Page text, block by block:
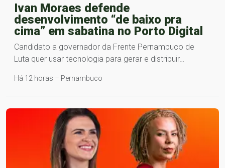
Ivan Moraes defende
desenvolvimento “de baixo pra
cima” em sabatina no Porto Digital
Candidato a governador da Frente Pernambuco de
Luta quer usar tecnologia para gerar e distribuir…
Há 12 horas – Pernambuco